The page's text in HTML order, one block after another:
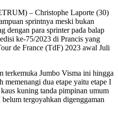
– Christophe Laporte (30)
sprintnya meski bukan
dengan para sprinter pada balap
ke-75/2023 di Prancis yang
de France (TdF) 2023 awal Juli
terkemuka Jumbo Visma ini hingga
memenangi dua etape yaitu etape I
kuning tanda pimpinan umum
tergoyahkan digenggaman